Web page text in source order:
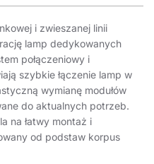
i zwieszanej linii
lamp dedykowanych
połączeniowy i
szybkie łączenie lamp w
wymianę modułów
do aktualnych potrzeb.
na łatwy montaż i
od podstaw korpus